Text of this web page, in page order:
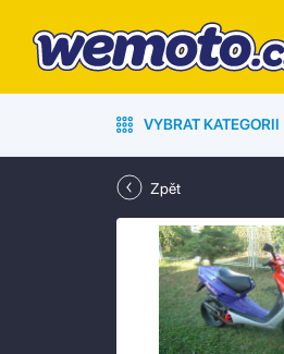
VYBRAT KATEGORII
Zpět